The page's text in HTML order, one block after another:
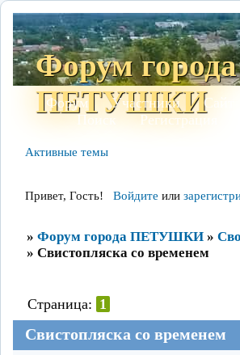
Форум города
ПЕТУШКИ
Форум Участники Сайт
Поиск
Регистрация
Активные темы
Привет, Гость! Войдите или
» Форум города ПЕТУШКИ »
» Свистопляска со временем
Свистопляска со временем
Страница: 1